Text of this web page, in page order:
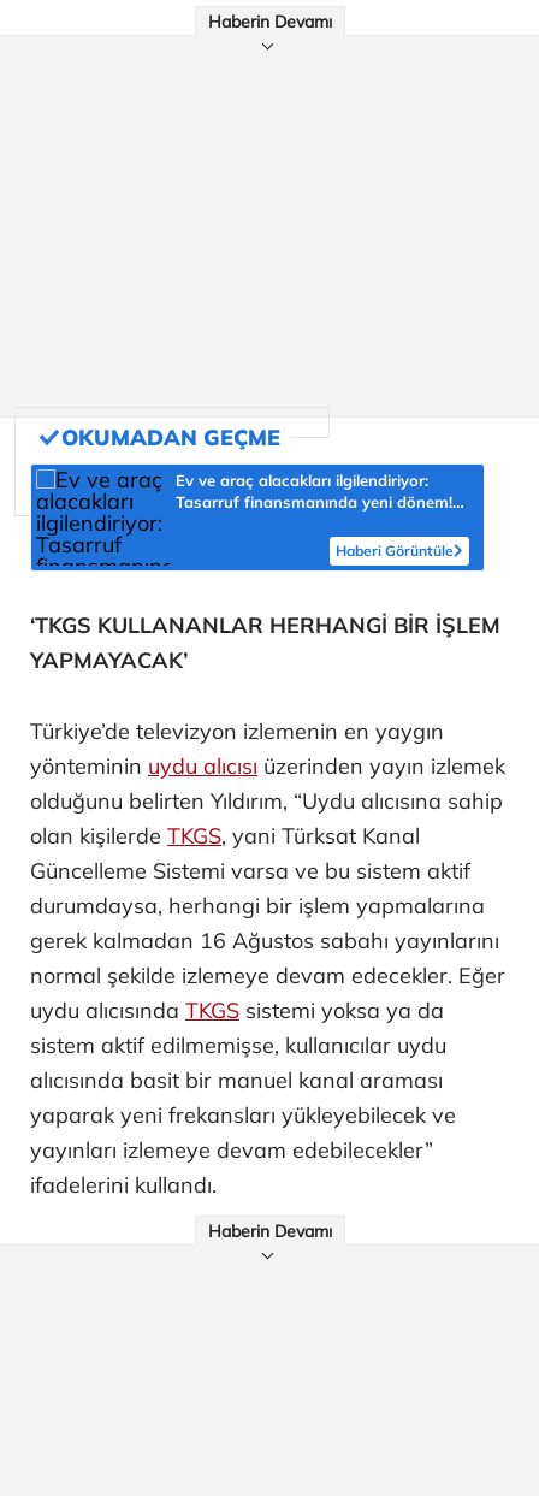
Haberin Devamı
Ev ve araç alacakları ilgilendiriyor:
Tasarruf finansmanında yeni dönem!
Haberi Görüntüle
‘TKGS KULLANANLAR HERHANGİ BİR İŞLEM
YAPMAYACAK’
Türkiye’de televizyon izlemenin en yaygın
yönteminin uydu alıcısı üzerinden yayın izlemek
olduğunu belirten Yıldırım, “Uydu alıcısına sahip
olan kişilerde TKGS, yani Türksat Kanal
Güncelleme Sistemi varsa ve bu sistem aktif
durumdaysa, herhangi bir işlem yapmalarına
gerek kalmadan 16 Ağustos sabahı yayınlarını
normal şekilde izlemeye devam edecekler. Eğer
uydu alıcısında TKGS sistemi yoksa ya da
sistem aktif edilmemişse, kullanıcılar uydu
alıcısında basit bir manuel kanal araması
yaparak yeni frekansları yükleyebilecek ve
yayınları izlemeye devam edebilecekler”
ifadelerini kullandı.
Haberin Devamı